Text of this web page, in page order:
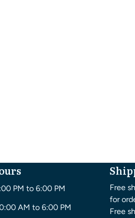
PM to 6:00 PM
AM to 6:00 PM
Free
for
Free